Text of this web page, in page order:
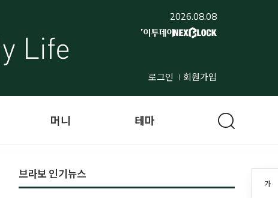
2026.08.08
로그인 회원가입
가
머니 테마
브라보 인기뉴스